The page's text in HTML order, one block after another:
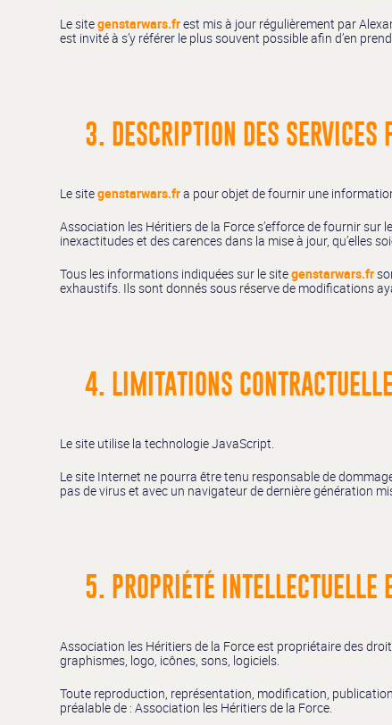
Le sitegenstarwars.frest mis à jour régulièrement par
est invité à s’y référer le plus souvent possible afin d’en
3. DESCRIPTION DES SERVICES
Le sitegenstarwars.fra pour objet de fournir une
Association les Héritiers de la Force s’efforce de fournir sur
inexactitudes et des carences dans la mise à jour, qu’elles
Tous les informations indiquées sur le sitegenstarwars.fr
exhaustifs. Ils sont donnés sous réserve de modifications
4. LIMITATIONS
Le site utilise la technologie JavaScript.
Le site Internet ne pourra être tenu responsable de
pas de virus et avec un navigateur de dernière génération
5. PROPRIÉTÉ INTELLECTUELLE
Association les Héritiers de la Force est propriétaire des
graphismes, logo, icônes, sons, logiciels.
Toute reproduction, représentation, modification,
préalable de : Association les Héritiers de la Force.